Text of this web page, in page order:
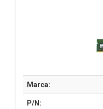
Marca:
P/N: